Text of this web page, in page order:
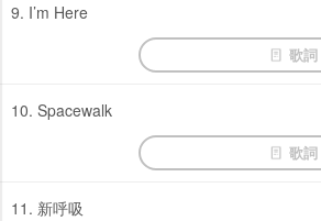
9. I’m Here
歌詞
10. Spacewalk
歌詞
11. 新呼吸